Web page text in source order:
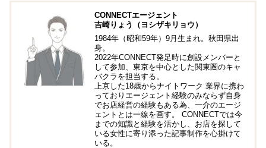
CONNECTエージェント
吉崎りょう（ヨシザキリョウ）
1984年（昭和59年）9月生まれ。秋田県出
身。
2022年CONNECT発足時に創設メンバーと
して参加、東京を中心とした関東圏のキャ
バクラを担当する。
上京した18歳からナイトワーク 業界に携わ
っておりエージェント経験のみならず自身
でお店経営の経験もある為、一介のエージ
ェントとは一線を画す。 CONNECTでは今
までの知識と経験を活かし、お店を探して
いる女性に寄り添った記事制作を心掛けて
いる。